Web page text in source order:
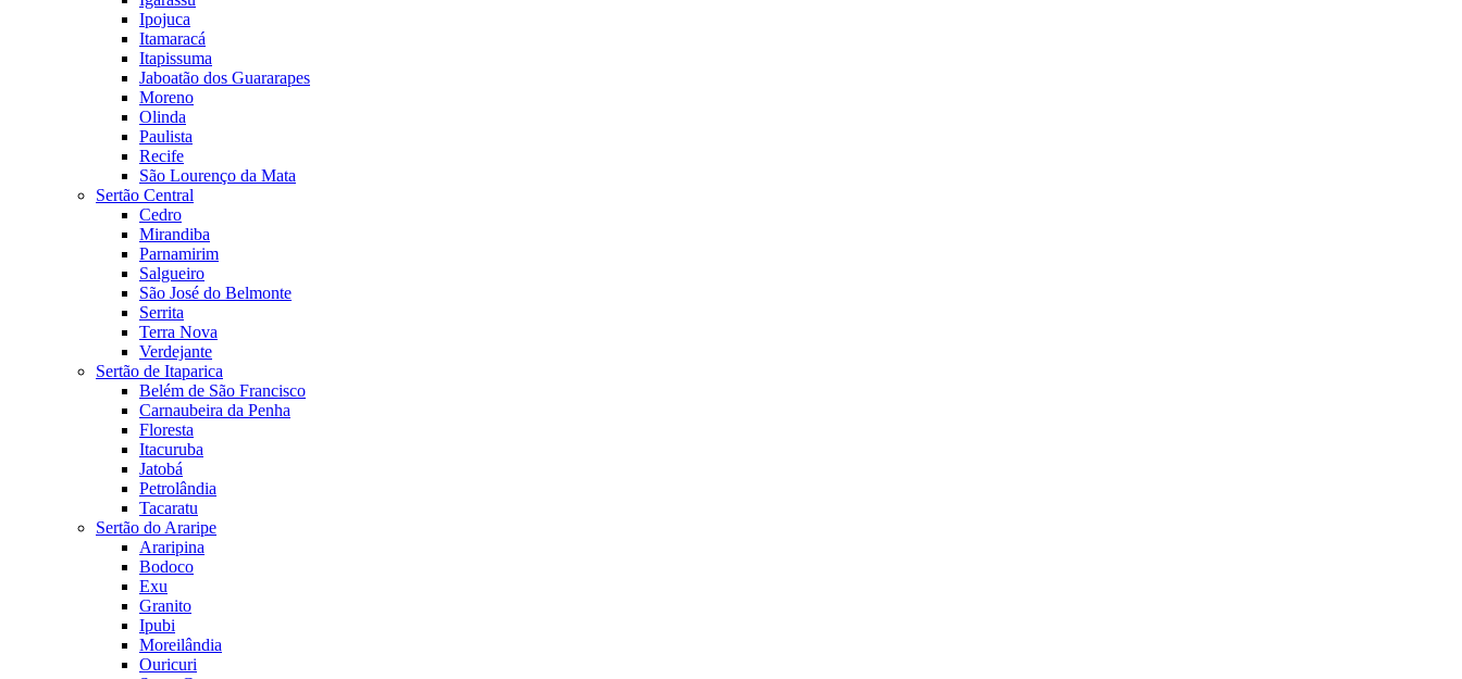
Ipojuca
Itamaracá
Itapissuma
Jaboatão dos Guararapes
Moreno
Olinda
Paulista
Recife
São Lourenço da Mata
Sertão Central
Cedro
Mirandiba
Parnamirim
Salgueiro
São José do Belmonte
Serrita
Terra Nova
Verdejante
Sertão de Itaparica
Belém de São Francisco
Carnaubeira da Penha
Floresta
Itacuruba
Jatobá
Petrolândia
Tacaratu
Sertão do Araripe
Araripina
Bodoco
Exu
Granito
Ipubi
Moreilândia
Ouricuri